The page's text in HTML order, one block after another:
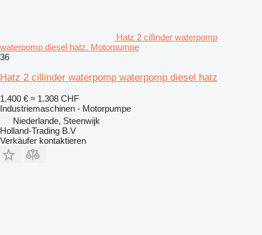
Hatz 2 cillinder waterpomp
waterpomp diesel hatz. Motorpumpe
36
Hatz 2 cillinder waterpomp waterpomp diesel hatz
1.400 € ≈ 1.308 CHF
Industriemaschinen - Motorpumpe
Niederlande, Steenwijk
Holland-Trading B.V
Verkäufer kontaktieren